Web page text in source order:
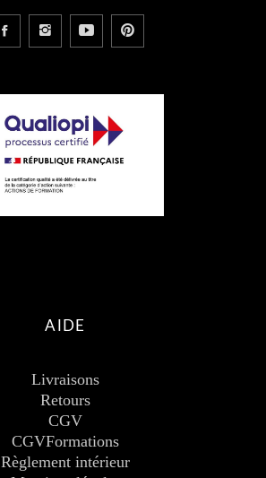
AIDE
Livraisons
Retours
CGV
CGVFormations
Règlement intérieur